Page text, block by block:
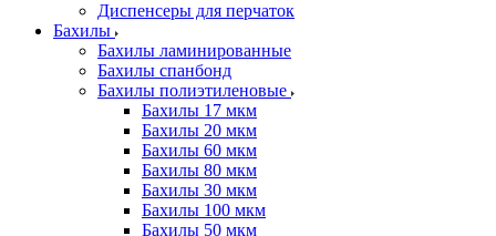
Диспенсеры для перчаток
Бахилы
Бахилы ламинированные
Бахилы спанбонд
Бахилы полиэтиленовые
Бахилы 17 мкм
Бахилы 20 мкм
Бахилы 60 мкм
Бахилы 80 мкм
Бахилы 30 мкм
Бахилы 100 мкм
Бахилы 50 мкм